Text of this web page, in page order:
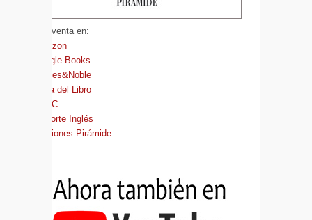
A la venta en:
Amazon
Google Books
Barnes&Noble
Casa del Libro
FNAC
El Corte Inglés
Ediciones Pirámide